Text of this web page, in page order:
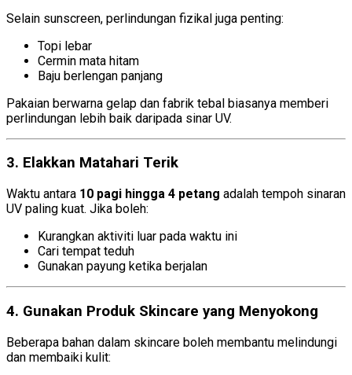
Selain sunscreen, perlindungan fizikal juga penting:
Topi lebar
Cermin mata hitam
Baju berlengan panjang
Pakaian berwarna gelap dan fabrik tebal biasanya memberi
perlindungan lebih baik daripada sinar UV.
3. Elakkan Matahari Terik
Waktu antara 10 pagi hingga 4 petang adalah tempoh sinaran
UV paling kuat. Jika boleh:
Kurangkan aktiviti luar pada waktu ini
Cari tempat teduh
Gunakan payung ketika berjalan
4. Gunakan Produk Skincare yang Menyokong
Beberapa bahan dalam skincare boleh membantu melindungi
dan membaiki kulit: